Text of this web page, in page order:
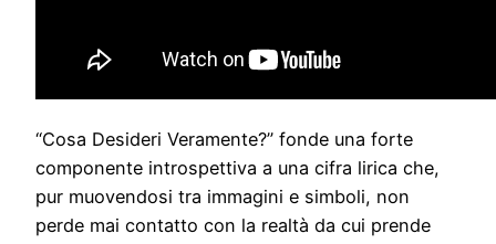
“Cosa Desideri Veramente?” fonde una forte
componente introspettiva a una cifra lirica che,
pur muovendosi tra immagini e simboli, non
perde mai contatto con la realtà da cui prende